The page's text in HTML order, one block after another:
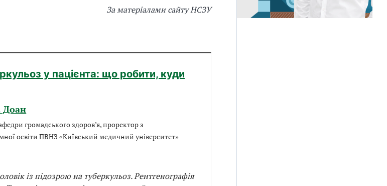
За матеріалами сайту НСЗУ
у пацієнта: що робити, куди
Доан
громадського здоров’я, проректор з
освіти ПВНЗ «Київський медичний університет»
із підозрою на туберкульоз. Рентгенографія